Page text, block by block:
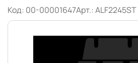
Код: 00-00001647Арт.: ALF2245ST